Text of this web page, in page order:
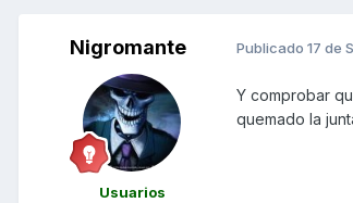
Nigromante
Usuarios
Publicado 17 de
Y comprobar
quemado la